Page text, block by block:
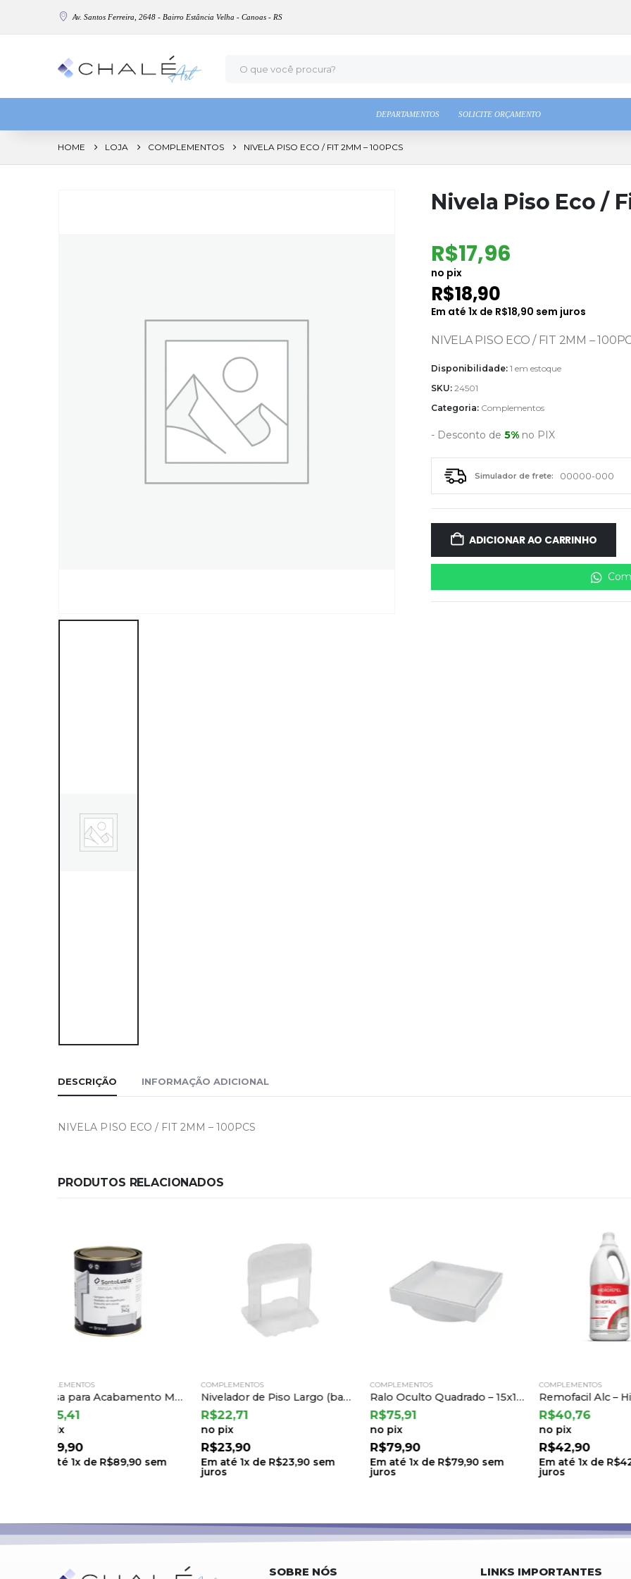
Av. Santos Ferreira, 2648 - Bairro Estância Velha - Canoas - RS
DEPARTAMENTOS SOLICITE ORÇAMENTO
HOME LOJA COMPLEMENTOS NIVELA PISO ECO / FIT 2MM – 100PCS
Nivela Piso Eco /
R$17,96
no pix
R$18,90
Em até 1x de R$18,90 sem juros
NIVELA PISO ECO / FIT 2MM –
Disponibilidade: 1 em estoque
SKU: 24501
Categoria: Complementos
- Desconto de 5% no PIX
Simulador de frete:
ADICIONAR AO CARRINHO
DESCRIÇÃO INFORMAÇÃO ADICIONAL
NIVELA PISO ECO / FIT 2MM – 100PCS
PRODUTOS RELACIONADOS
COMPLEMENTOS
Nivelador de Piso Largo (base) 2,0mm Cortag (50 Un)
R$22,71
no pix
R$23,90
Em até1x deR$23,90
COMPLEMENTOS
Ralo Oculto Quadrado – 15x15cm Branco – Estrela
R$75,91
no pix
R$79,90
Em até1x deR$79,90
COMPLEMENTOS
Remofacil Alc – Hidrorepell 1l
R$40,76
no pix
R$42,90
Em até1x deR$42,90
COMPLEMENTOS
R$22,71
no pix
R$23,90
Em até1x
SOBRE NÓS LINKS IMPORTANTES